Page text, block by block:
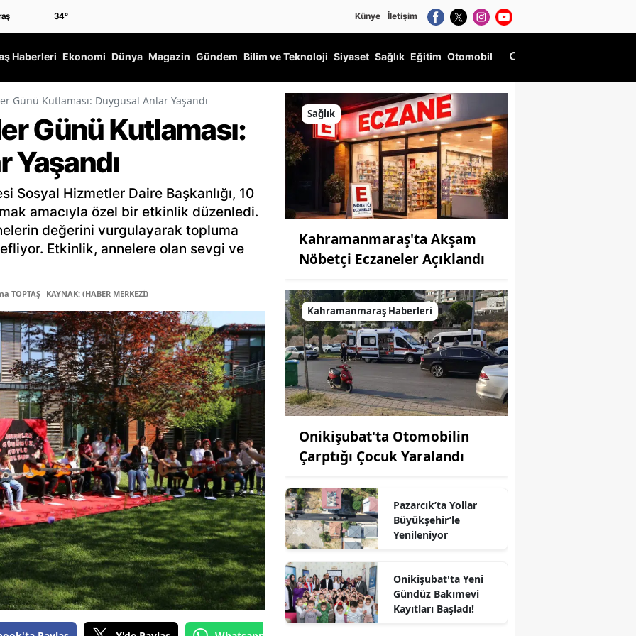
34° Künye İletişim
Haberleri Ekonomi Dünya Magazin Gündem Bilim ve Teknoloji Siyaset Sağlık Eğitim Otomobil
Günü Kutlaması: Duygusal Anlar Yaşandı
Günü Kutlaması:
Yaşandı
Sosyal Hizmetler Daire Başkanlığı, 10
amacıyla özel bir etkinlik düzenledi.
değerini vurgulayarak topluma
Etkinlik, annelere olan sevgi ve
TOPTAŞ KAYNAK: (HABER MERKEZİ)
Sağlık
Kahramanmaraş'ta Akşam
Nöbetçi Eczaneler Açıklandı
Kahramanmaraş Haberleri
Onikişubat'ta Otomobilin
Çarptığı Çocuk Yaralandı
Pazarcık’ta Yollar
Büyükşehir’le
Yenileniyor
Onikişubat'ta Yeni
Gündüz Bakımevi
Kayıtları Başladı!